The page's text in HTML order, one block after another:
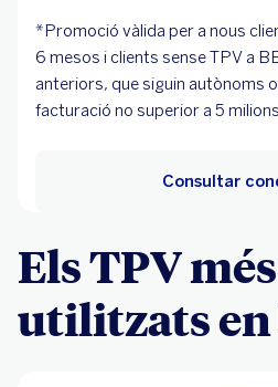
*Promoció vàlida per a nous
6 mesos i clients sense TPV a
anteriors, que siguin autònoms
facturació no superior a 5
Consultar
Els TPV més
utilitzats